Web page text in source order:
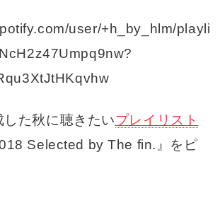
user/+h_by_hlm/playli
した秋に聴きたいプレイリスト
Selected by The fin.』をピ